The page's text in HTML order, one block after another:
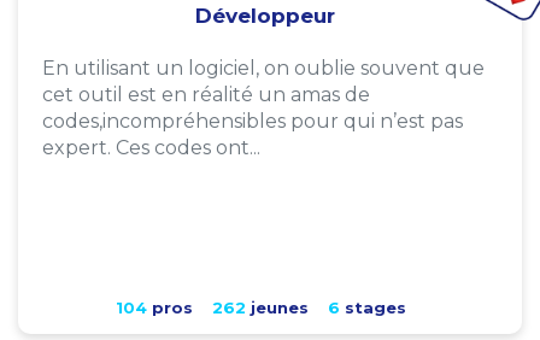
Développeur
En utilisant un logiciel, on oublie souvent que
cet outil est en réalité un amas de
codes,incompréhensibles pour qui n’est pas
expert. Ces codes ont...
104pros 262 jeunes 6 stages